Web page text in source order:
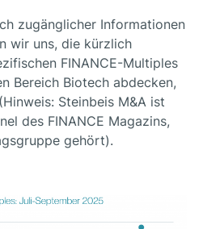
zugänglicher Informationen
wir uns, die kürzlich
FINANCE-Multiples
Bereich Biotech abdecken,
Steinbeis M&A ist
des FINANCE Magazins,
gehört).